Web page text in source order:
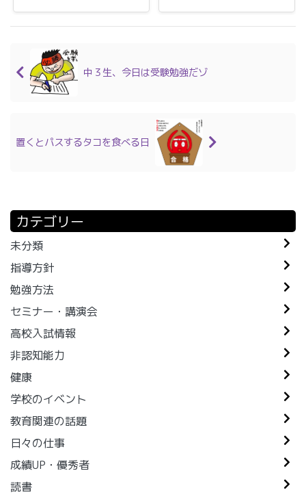
中３生、今日は受験勉強だゾ
置くとパスするタコを食べる日
カテゴリー
未分類
指導方針
勉強方法
セミナー・講演会
高校入試情報
非認知能力
健康
学校のイベント
教育関連の話題
日々の仕事
成績UP・優秀者
読書